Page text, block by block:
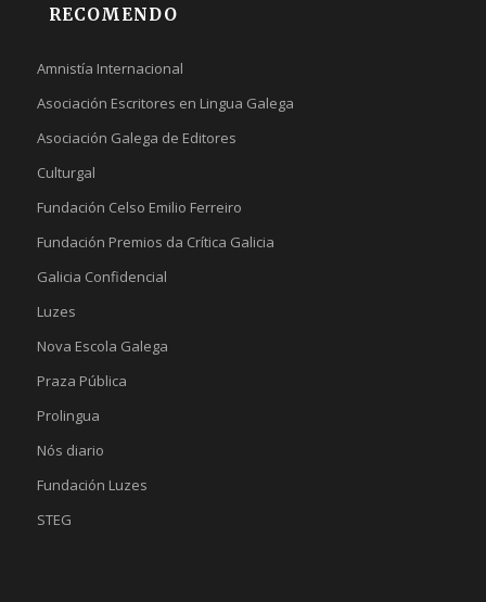
RECOMENDO
Amnistía Internacional
Asociación Escritores en Lingua Galega
Asociación Galega de Editores
Culturgal
Fundación Celso Emilio Ferreiro
Fundación Premios da Crítica Galicia
Galicia Confidencial
Luzes
Nova Escola Galega
Praza Pública
Prolingua
Nós diario
Fundación Luzes
STEG